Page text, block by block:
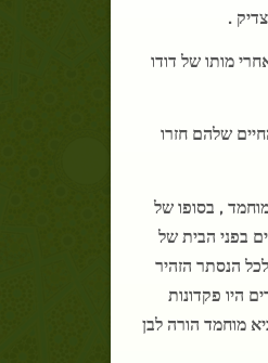
.
מותו של דודו
שלהם חזרו
, בסופו של
בפני הבית של
הנסתר הזהיר
היו פקדונות
מוחמד הורה לבן